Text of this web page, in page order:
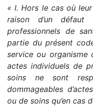
« I. Hors le cas où
raison d’un
professionnels de
partie du présent
service ou organisme
actes individuels de
soins ne sont
dommageables
ou de soins qu’en cas